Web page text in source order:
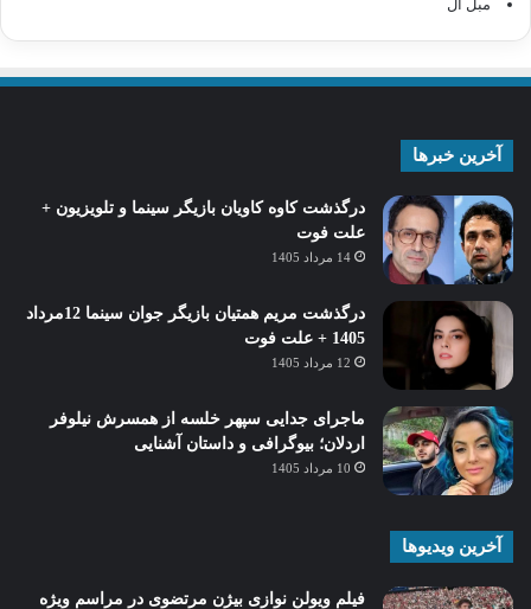
مبل ال
آخرین خبرها
درگذشت کاوه کاویان بازیگر سینما و تلویزیون +
علت فوت
14 مرداد 1405
درگذشت مریم همتیان بازیگر جوان سینما 12مرداد
1405 + علت فوت
12 مرداد 1405
ماجرای جدایی سپهر خلسه از همسرش نیلوفر
اردلان؛ بیوگرافی و داستان آشنایی
10 مرداد 1405
آخرین ویدیوها
فیلم ویولن نوازی بیژن مرتضوی در مراسم ویژه